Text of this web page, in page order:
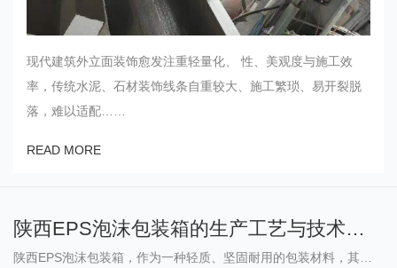
现代建筑外立面装饰愈发注重轻量化、 性、美观度与施工效
率，传统水泥、石材装饰线条自重较大、施工繁琐、易开裂脱
落，难以适配……
READ MORE
陕西EPS泡沫包装箱的生产工艺与技术创新